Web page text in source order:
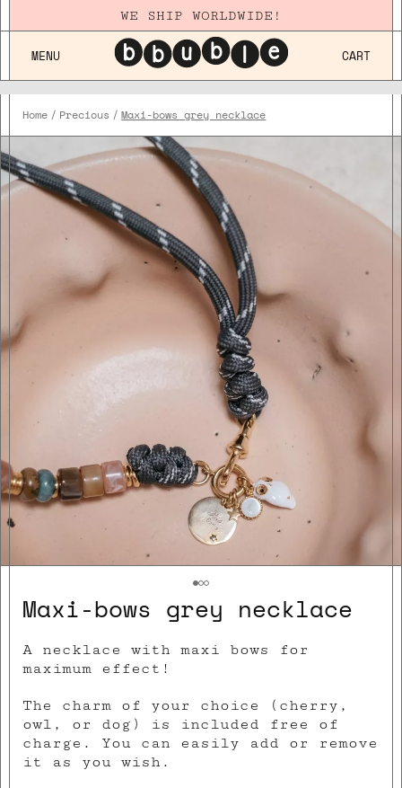
WE SHIP WORLDWIDE!
MENU CART
Home Precious Maxi-bows grey necklace
Maxi-bows grey necklace
A necklace with maxi bows for
maximum effect!
The charm of your choice (cherry,
owl, or dog) is included free of
charge. You can easily add or remove
it as you wish.